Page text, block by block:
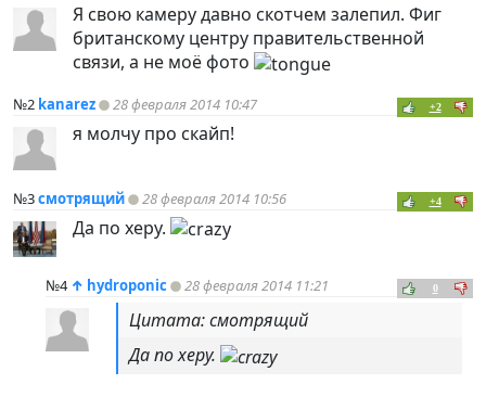
Я свою камеру давно скотчем залепил. Фиг
британскому центру правительственной
связи, а не моё фото
№2 kanarez 28 февраля 2014 10:47 +2
я молчу про скайп!
№3смотрящий 28 февраля 2014 10:56 +4
Да по херу.
№4 ↑ hydroponic 28 февраля 2014 11:21 0
Цитата: смотрящий
Да по херу.